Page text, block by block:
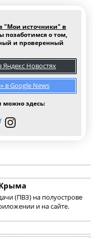
"Мои источники" в
позаботимся о том,
и проверенный
Новостях
в Google News
здесь:
(ПВЗ) на полуострове
и на сайте.